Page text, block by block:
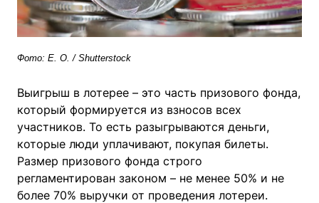
Фото: E. O. / Shutterstock
Выигрыш в лотерее – это часть призового фонда,
который формируется из взносов всех
участников. То есть разыгрываются деньги,
которые люди уплачивают, покупая билеты.
Размер призового фонда строго
регламентирован законом – не менее 50% и не
более 70% выручки от проведения лотереи.